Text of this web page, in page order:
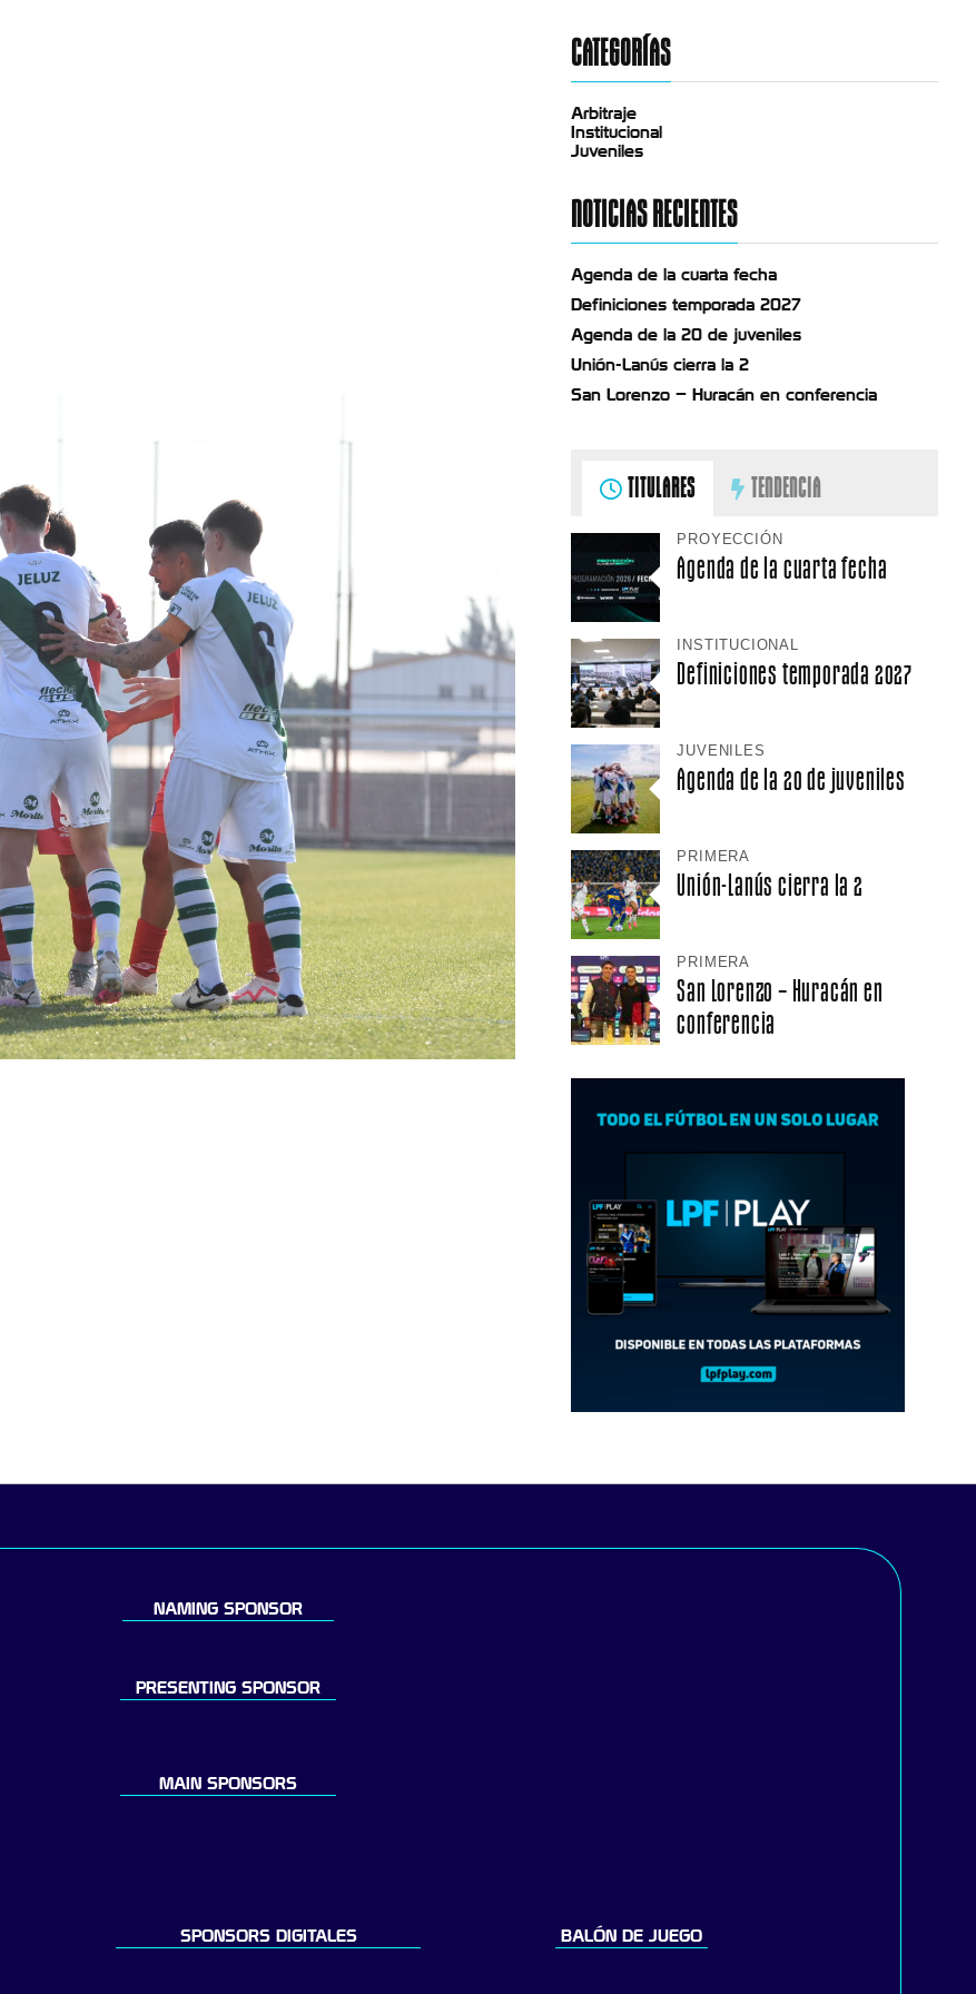
CATEGORÍAS
Arbitraje
Institucional
Juveniles
NOTICIAS RECIENTES
Agenda de la cuarta fecha
Definiciones temporada 2027
Agenda de la 20 de juveniles
Unión-Lanús cierra la 2
San Lorenzo – Huracán en conferencia
TITULARES TENDENCIA
PROYECCIÓN
Agenda de la cuarta fecha
INSTITUCIONAL
Definiciones temporada 2027
JUVENILES
Agenda de la 20 de juveniles
PRIMERA
Unión-Lanús cierra la 2
PRIMERA
San Lorenzo – Huracán en
conferencia
NAMING SPONSOR
PRESENTING SPONSOR
MAIN SPONSORS
SPONSORS DIGITALES BALÓN DE JUEGO